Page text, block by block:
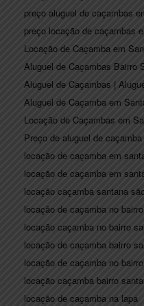
preço aluguel de caçambas
preço locação de caçambas
Locação de Caçamba em
Aluguel de Caçambas Bairro
Aluguel de Caçambas |
Aluguel de Caçamba em
Locação de Caçambas em
Preço de aluguel de
locação de caçamba em
locação de caçamba em
locação caçamba santana
locação de caçamba no
locação caçamba no bairro
locação de caçamba bairro
locação de caçamba no
locação caçamba bairro
locação de caçamba na lapa